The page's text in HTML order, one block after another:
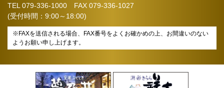
TEL 079-336-1000 FAX 079-336-1027
(受付時間：9:00～18:00)
※FAXを送信される場合、FAX番号をよくお確かめの上、お間違いのない
ようお願い申し上げます。